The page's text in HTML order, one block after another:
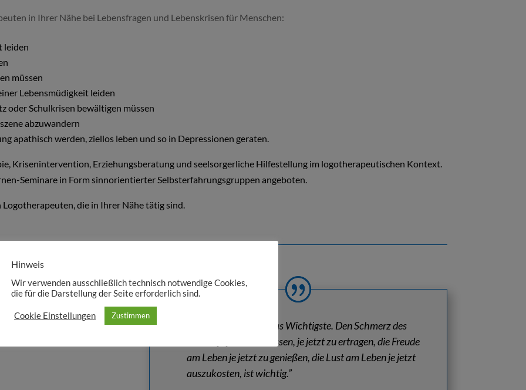
in Ihrer Nähe bei Lebensfragen und Lebenskrisen für Menschen:
leiden
müssen
Lebensmüdigkeit leiden
oder Schulkrisen bewältigen müssen
abzuwandern
apathisch werden, ziellos leben und so in Depressionen geraten.
Krisenintervention, Erziehungsberatung und seelsorgerliche Hilfestellung im logotherapeutischen Kontext.
Seminare in Form sinnorientierter Selbsterfahrungsgruppen angeboten.
die in Ihrer Nähe tätig sind.
„Je jetzt zu leben ist das Wichtigste. Den Schmerz des
Lebens je jetzt zuzulassen, je jetzt zu ertragen, die Freude
am Leben je jetzt zu genießen, die Lust am Leben je jetzt
auszukosten, ist wichtig.”
Hinweis
Wir verwenden ausschließlich technisch notwendige Cookies,
die für die Darstellung der Seite erforderlich sind.
Cookie Einstellungen Zustimmen